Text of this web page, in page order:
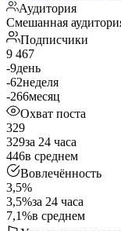
Аудитория
Смешанная
Подписчики
9 467
-9день
-62неделя
-266месяц
Охват поста
329
329за 24 часа
446в среднем
Вовлечённость
3,5%
3,5%за 24 часа
7,1%в среднем